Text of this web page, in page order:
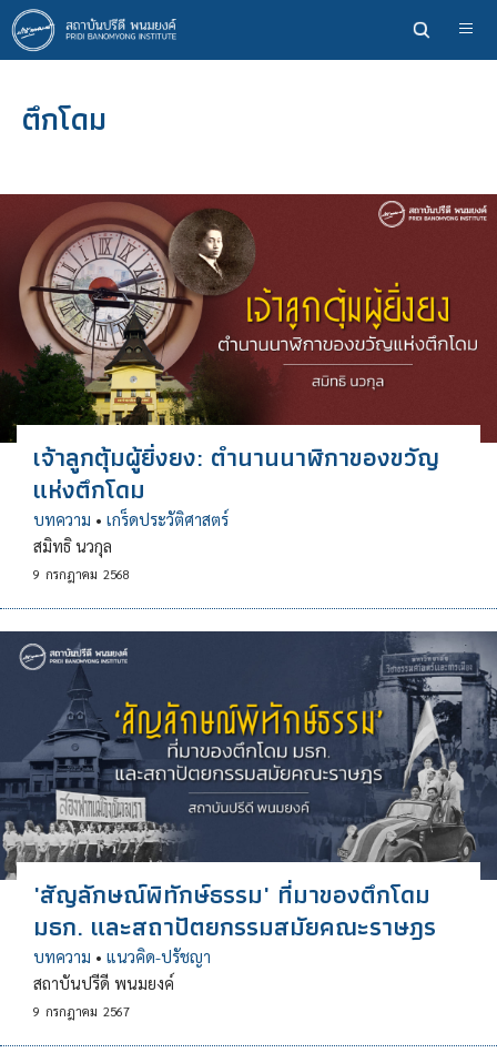
ข้าม
ไป
ยัง
หลักตึกโดม
เจ้าลูกตุ้มผู้ยิ่งยง: ตำนานนาฬิกาของขวัญ
แห่งตึกโดม
บทความ • เกร็ดประวัติศาสตร์
สมิทธิ นวกุล
9 กรกฎาคม 2568
'สัญลักษณ์พิทักษ์ธรรม' ที่มาของตึกโดม
มธก. และสถาปัตยกรรมสมัยคณะราษฎร
บทความ • แนวคิด-ปรัชญา
สถาบันปรีดี พนมยงค์
9 กรกฎาคม 2567